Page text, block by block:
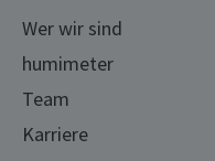
Wer wir sind
humimeter
Team
Karriere